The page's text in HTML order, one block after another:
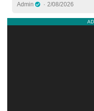
Admin 2/08/2026